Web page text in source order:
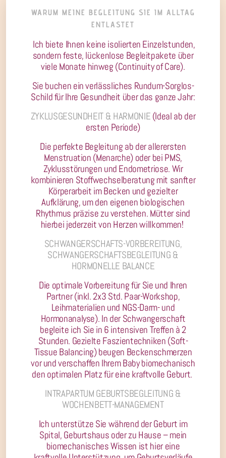
WARUM MEINE BEGLEITUNG SIE IM ALLTAG
ENTLASTET
Ich biete Ihnen keine isolierten Einzelstunden,
sondern feste, lückenlose Begleitpakete über
viele Monate hinweg (Continuity of Care).
Sie buchen ein verlässliches Rundum-Sorglos-
Schild für Ihre Gesundheit über das ganze Jahr:
ZYKLUSGESUNDHEIT & HARMONIE (Ideal ab der
ersten Periode)
Die perfekte Begleitung ab der allerersten
Menstruation (Menarche) oder bei PMS,
Zyklusstörungen und Endometriose. Wir
kombinieren Stoffwechselberatung mit sanfter
Körperarbeit im Becken und gezielter
Aufklärung, um den eigenen biologischen
Rhythmus präzise zu verstehen. Mütter sind
hierbei jederzeit von Herzen willkommen!
SCHWANGERSCHAFTS-VORBEREITUNG,
SCHWANGERSCHAFTSBEGLEITUNG &
HORMONELLE BALANCE
Die optimale Vorbereitung für Sie und Ihren
Partner (inkl. 2x3 Std. Paar-Workshop,
Leihmaterialien und NGS-Darm- und
Hormonanalyse). In der Schwangerschaft
begleite ich Sie in 6 intensiven Treffen à 2
Stunden. Gezielte Faszientechniken (Soft-
Tissue Balancing) beugen Beckenschmerzen
vor und verschaffen Ihrem Baby biomechanisch
den optimalen Platz für eine kraftvolle Geburt.
INTRAPARTUM GEBURTSBEGLEITUNG &
WOCHENBETT-MANAGEMENT
Ich unterstütze Sie während der Geburt im
Spital, Geburtshaus oder zu Hause – mein
biomechanisches Wissen ist hier eine